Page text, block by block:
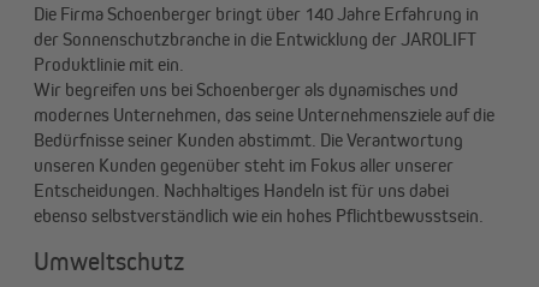
Die Firma Schoenberger bringt über 140 Jahre Erfahrung in
der Sonnenschutzbranche in die Entwicklung der JAROLIFT
Produktlinie mit ein.
Wir begreifen uns bei Schoenberger als dynamisches und
modernes Unternehmen, das seine Unternehmensziele auf die
Bedürfnisse seiner Kunden abstimmt. Die Verantwortung
unseren Kunden gegenüber steht im Fokus aller unserer
Entscheidungen. Nachhaltiges Handeln ist für uns dabei
ebenso selbstverständlich wie ein hohes Pflichtbewusstsein.
Umweltschutz